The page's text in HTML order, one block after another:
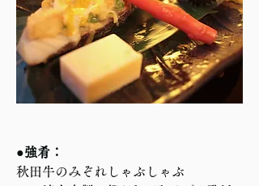
●強肴：
秋田牛のみぞれしゃぶしゃぶ